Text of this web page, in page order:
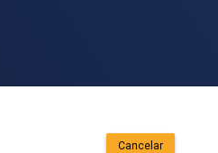
Cancelar